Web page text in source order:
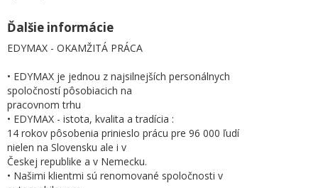
Ďalšie informácie
EDYMAX - OKAMŽITÁ PRÁCA
• EDYMAX je jednou z najsilnejších personálnych
spoločností pôsobiacich na
pracovnom trhu
• EDYMAX - istota, kvalita a tradícia :
14 rokov pôsobenia prinieslo prácu pre 96 000 ľudí
nielen na Slovensku ale i v
Českej republike a v Nemecku.
• Našimi klientmi sú renomované spoločnosti v